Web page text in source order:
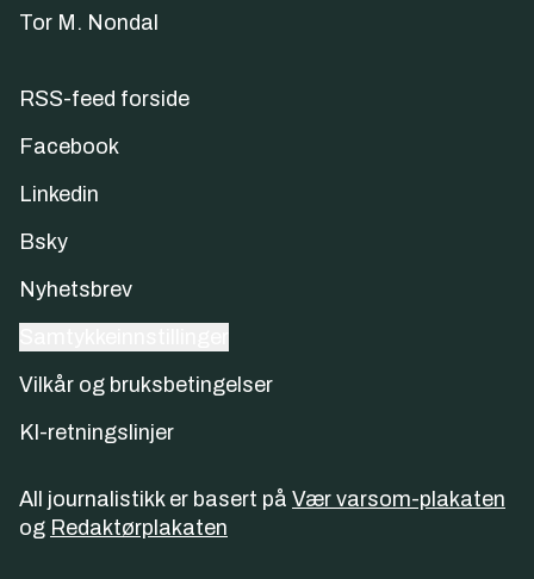
Tor M. Nondal
RSS-feed forside
Facebook
Linkedin
Bsky
Nyhetsbrev
Vilkår og bruksbetingelser
KI-retningslinjer
All journalistikk er basert på Vær varsom-plakaten
og Redaktørplakaten